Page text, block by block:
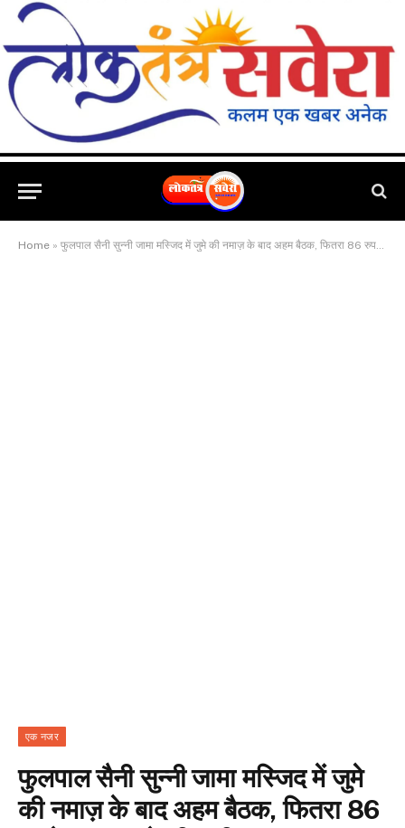
Home » फुलपाल सैनी सुन्नी जामा मस्जिद में जुमे की नमाज़ के बाद अहम बैठक, फितरा 86 रुपये अदा करने की अपील
एक नजर
फुलपाल सैनी सुन्नी जामा मस्जिद में जुमे
की नमाज़ के बाद अहम बैठक, फितरा 86